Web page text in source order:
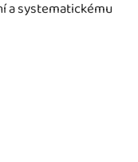
a systematickému